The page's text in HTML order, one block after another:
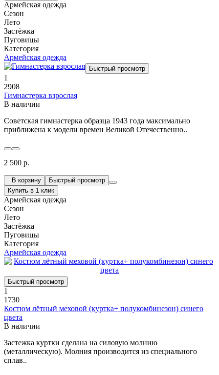
Армейская одежда
Сезон
Лето
Застёжка
Пуговицы
Категория
Армейская одежда
Быстрый просмотр
1
2908
Гимнастерка взрослая
В наличии
Советская гимнастерка образца 1943 года максимально
приближена к модели времен Великой Отечественно..
2 500 р.
В корзину
Быстрый просмотр
Купить в 1 клик
Армейская одежда
Сезон
Лето
Застёжка
Пуговицы
Категория
Армейская одежда
Быстрый просмотр
1
1730
Костюм лётный меховой (куртка+ полукомбинезон) синего
цвета
В наличии
Застежка куртки сделана на силовую молнию
(металлическую). Молния производится из специального
сплав..